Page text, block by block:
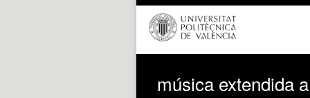
música extendida